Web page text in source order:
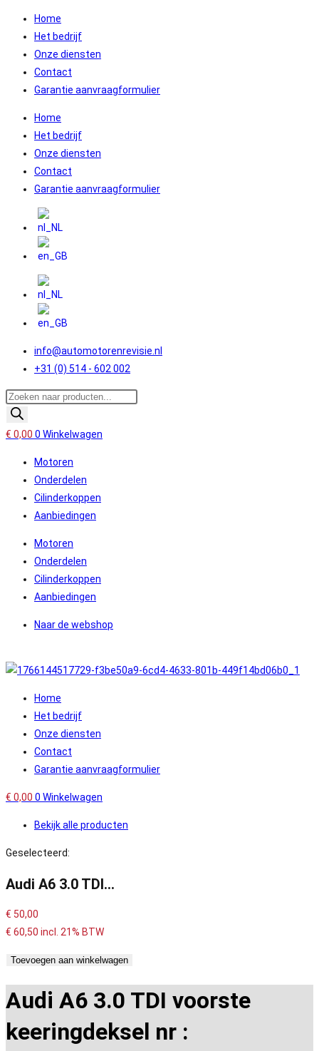
naar
inhoud
Home
Het bedrijf
Onze diensten
Contact
Garantie aanvraagformulier
Home
Het bedrijf
Onze diensten
Contact
Garantie aanvraagformulier
info@automotorenrevisie.nl
+31 (0) 514 - 602 002
Producten
zoeken
€ 0,00 0 Winkelwagen
Motoren
Onderdelen
Cilinderkoppen
Aanbiedingen
Motoren
Onderdelen
Cilinderkoppen
Aanbiedingen
Naar de webshop
Home
Het bedrijf
Onze diensten
Contact
Garantie aanvraagformulier
€ 0,00 0 Winkelwagen
Bekijk alle producten
Geselecteerd:
Audi A6 3.0 TDI…
€ 50,00
€ 60,50 incl. 21% BTW
Audi
3.0
voorste
Toevoegen aan winkelwagen
Audi A6 3.0 TDI voorste
keeringdeksel nr :